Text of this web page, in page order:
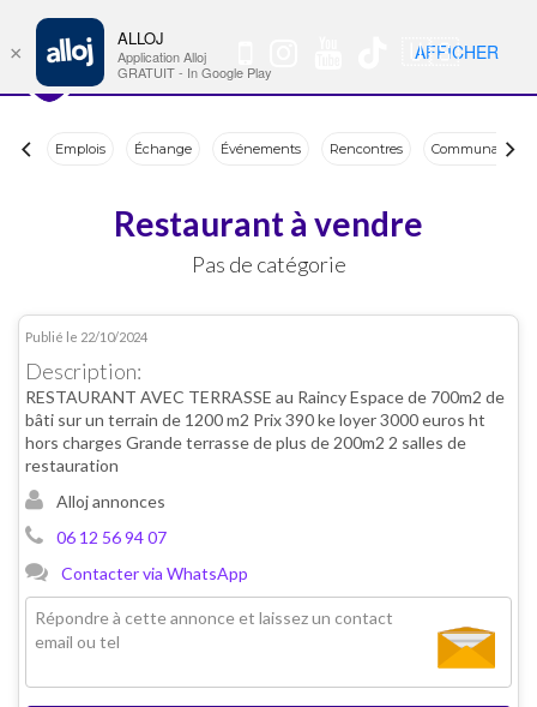
🇺🇸 Nav
Emplois Échange Événements Rencontres Communauté
Restaurant à vendre
Pas de catégorie
Publié le 22/10/2024
Description:
RESTAURANT AVEC TERRASSE au Raincy Espace de 700m2 de
bâti sur un terrain de 1200 m2 Prix 390 ke loyer 3000 euros ht
hors charges Grande terrasse de plus de 200m2 2 salles de
restauration
Alloj annonces
06 12 56 94 07
Contacter via WhatsApp
×
ALLOJ
Application Alloj
GRATUIT - In Google Play
AFFICHER